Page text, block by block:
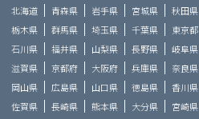
北海道 青森県 岩手県 宮城県 秋田県
栃木県
群馬県 埼玉県 千葉県 東京都
石川県
福井県 山梨県 長野県 岐阜県
滋賀県
京都府 大阪府 兵庫県 奈良県
岡山県
広島県 山口県 徳島県 香川県
佐賀県
長崎県 熊本県 大分県 宮崎県